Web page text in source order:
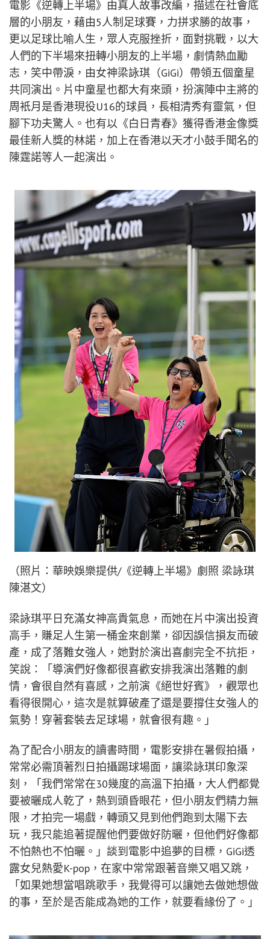
電影《逆轉上半場》由真人故事改編，描述在社會底
層的小朋友，藉由5人制足球賽，力拼求勝的故事，
更以足球比喻人生，眾人克服挫折，面對挑戰，以大
人們的下半場來扭轉小朋友的上半場，劇情熱血勵
志，笑中帶淚，由女神梁詠琪（GiGi）帶領五個童星
共同演出。片中童星也都大有來頭，扮演陣中主將的
周衹月是香港現役U16的球員，長相清秀有靈氣，但
腳下功夫驚人。也有以《白日青春》獲得香港金像獎
最佳新人獎的林諾，加上在香港以天才小鼓手聞名的
陳霆諾等人一起演出。
（照片：華映娛樂提供/《逆轉上半場》劇照 梁詠琪
陳湛文）
梁詠琪平日充滿女神高貴氣息，而她在片中演出投資
高手，賺足人生第一桶金來創業，卻因誤信損友而破
產，成了落難女強人，她對於演出喜劇完全不抗拒，
笑說：「導演們好像都很喜歡安排我演出落難的劇
情，會很自然有喜感，之前演《絕世好賓》，觀眾也
看得很開心，這次是就算破產了還是要撐住女強人的
氣勢！穿著套裝去足球場，就會很有趣。」
為了配合小朋友的讀書時間，電影安排在暑假拍攝，
常常必需頂著烈日拍攝踢球場面，讓梁詠琪印象深
刻，「我們常常在30幾度的高溫下拍攝，大人們都覺
要被曬成人乾了，熱到頭昏眼花，但小朋友們精力無
限，才拍完一場戲，轉頭又見到他們跑到太陽下去
玩，我只能追著提醒他們要做好防曬，但他們好像都
不怕熱也不怕曬。」談到電影中追夢的目標，GiGi透
露女兒熱愛K-pop，在家中常常跟著音樂又唱又跳，
「如果她想當唱跳歌手，我覺得可以讓她去做她想做
的事，至於是否能成為她的工作，就要看緣份了。」